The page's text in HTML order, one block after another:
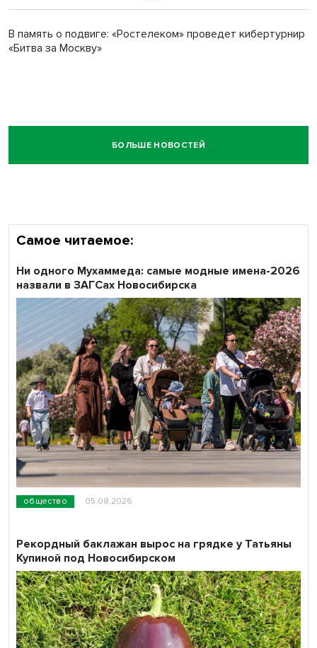
В память о подвиге: «Ростелеком» проведет кибертурнир
«Битва за Москву»
БОЛЬШЕ НОВОСТЕЙ
Самое читаемое:
общество 05.08.2026
Ни одного Мухаммеда: самые модные имена-2026
назвали в ЗАГСах Новосибирска
Рекордный баклажан вырос на грядке у Татьяны
Купиной под Новосибирском